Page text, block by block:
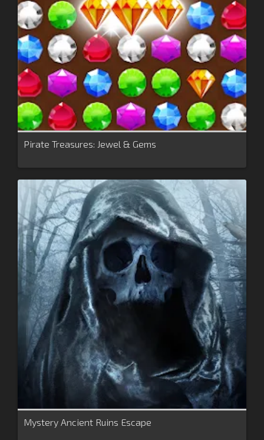
Pirate Treasures: Jewel & Gems
Mystery Ancient Ruins Escape